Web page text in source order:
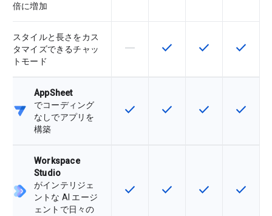
倍に増加
スタイルと長さをカス
タマイズできるチャッ
トモード
この機能は該当の SKU でサポー
horizontal_rule この機能は該当の SKU
check この機能は該当
check この機
check
AppSheet
でコーディング
なしでアプリを
構築
この機能は該当の SKU で利用で
check この機能は該当の SKU
check この機能は該当
check この機
check
Workspace
Studio
がインテリジェ
ントな AI エージ
ェントで日々の
この機能は該当の SKU で利用で
check この機能は該当の SKU
check この機能は該当
check この機
check